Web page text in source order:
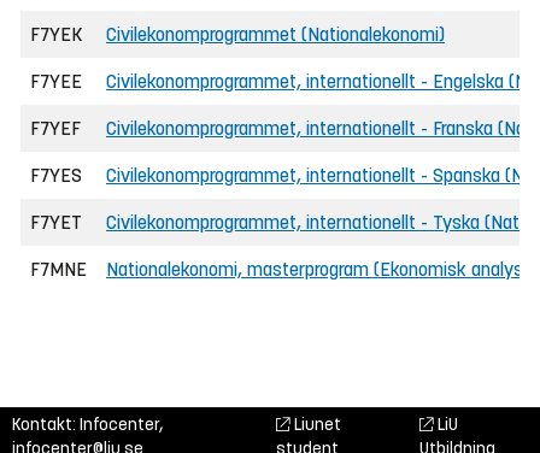
F7YEK Civilekonomprogrammet (Nationalekonomi)
F7YEE Civilekonomprogrammet, internationellt - Engelska
F7YEF Civilekonomprogrammet, internationellt - Franska
F7YES Civilekonomprogrammet, internationellt - Spanska
F7YET Civilekonomprogrammet, internationellt - Tyska
F7MNE Nationalekonomi, masterprogram (Ekonomisk analys)
Kontakt: Infocenter,
infocenter@liu.se
Liunet
student
LiU
Utbildning